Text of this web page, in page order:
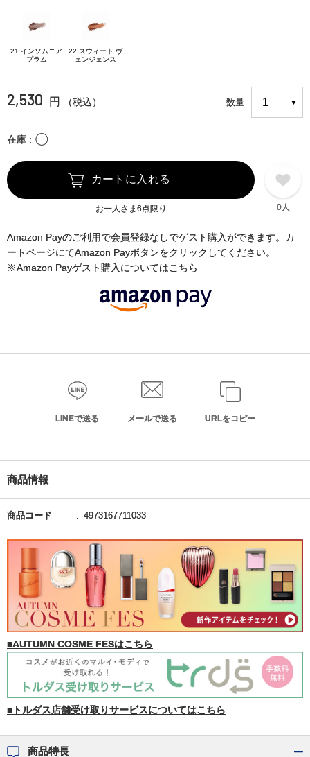
21 インソムニア
プラム
22 スウィート ヴ
ェンジェンス
2,530 円 （税込） 数量
在庫 〇
カートに入れる
お一人さま6点限り 0人
Amazon Payのご利用で会員登録なしでゲスト購入ができます。カ
ートページにてAmazon Payボタンをクリックしてください。
※Amazon Payゲスト購入についてはこちら
LINEで送る メールで送る URLをコピー
商品情報
商品コード 4973167711033
■AUTUMN COSME FESはこちら
■トルダス店舗受け取りサービスについてはこちら
商品特長